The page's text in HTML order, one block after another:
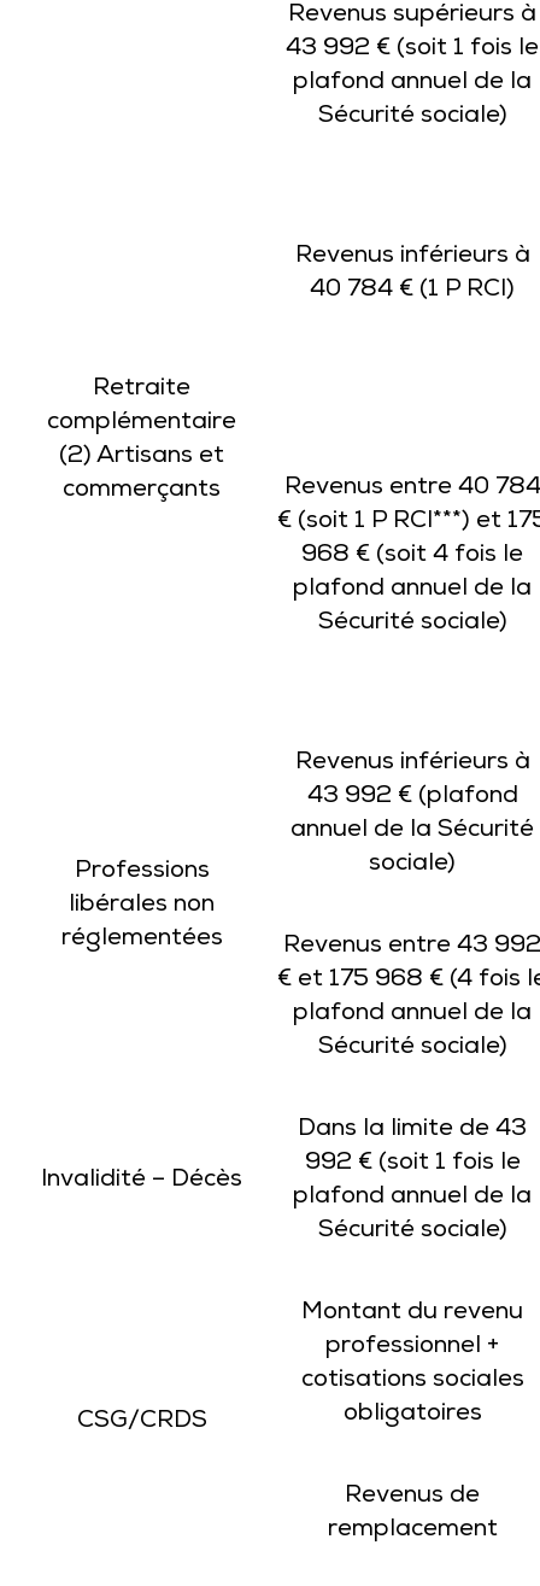
Revenus supérieurs à
43 992 € (soit 1 fois le
plafond annuel de la
Sécurité sociale)
Retraite
complémentaire
(2) Artisans et
commerçants
Revenus inférieurs à
40 784 € (1 P RCI)
Revenus entre 40 784
€ (soit 1 P RCI***) et
968 € (soit 4 fois le
plafond annuel de la
Sécurité sociale)
Professions
libérales non
réglementées
Revenus inférieurs à
43 992 € (plafond
annuel de la Sécurité
sociale)
Revenus entre 43 992
€ et 175 968 € (4 fois
plafond annuel de la
Sécurité sociale)
Invalidité – Décès
Dans la limite de 43
992 € (soit 1 fois le
plafond annuel de la
Sécurité sociale)
CSG/CRDS
Montant du revenu
professionnel +
cotisations sociales
obligatoires
Revenus de
remplacement